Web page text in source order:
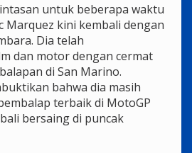
untuk beberapa waktu
Marquez kini kembali dengan
Dia telah
dan motor dengan cermat
di San Marino.
bahwa dia masih
terbaik di MotoGP
bersaing di puncak